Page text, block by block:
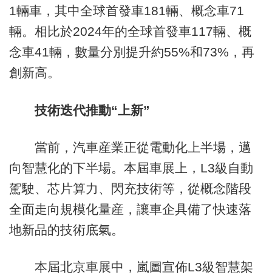
1輛車，其中全球首發車181輛、概念車71
輛。相比於2024年的全球首發車117輛、概
念車41輛，數量分別提升約55%和73%，再
創新高。
技術迭代推動“上新”
當前，汽車産業正從電動化上半場，邁
向智慧化的下半場。本屆車展上，L3級自動
駕駛、芯片算力、閃充技術等，從概念階段
全面走向規模化量産，讓車企具備了快速落
地新品的技術底氣。
本屆北京車展中，嵐圖宣佈L3級智慧架